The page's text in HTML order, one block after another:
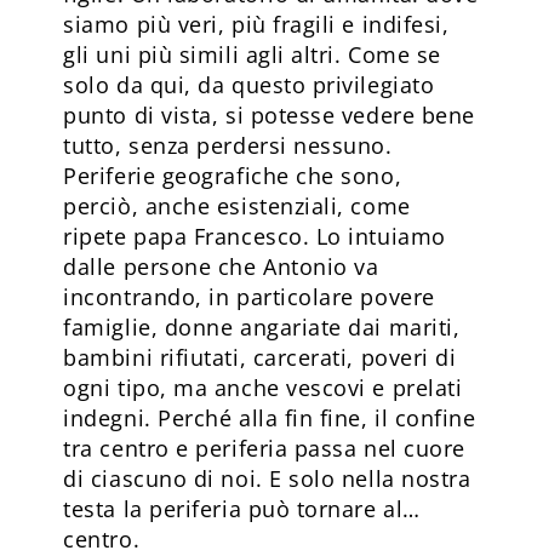
siamo più veri, più fragili e indifesi,
gli uni più simili agli altri. Come se
solo da qui, da questo privilegiato
punto di vista, si potesse vedere bene
tutto, senza perdersi nessuno.
Periferie geografiche che sono,
perciò, anche esistenziali, come
ripete papa Francesco. Lo intuiamo
dalle persone che Antonio va
incontrando, in particolare povere
famiglie, donne angariate dai mariti,
bambini rifiutati, carcerati, poveri di
ogni tipo, ma anche vescovi e prelati
indegni. Perché alla fin fine, il confine
tra centro e periferia passa nel cuore
di ciascuno di noi. E solo nella nostra
testa la periferia può tornare al…
centro.